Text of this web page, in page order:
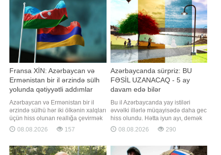
Fransa XİN: Azərbaycan və
Ermənistan bir il ərzində sülh
yolunda qətiyyətli addımlar
atıblar
Azərbaycan və Ermənistan bir il
ərzində sülhü hər iki ölkənin xalqları
üçün hiss olunan reallığa çevirmək
məqsədilə mühüm və qətiyyətli
addımlar atıblar. "Report" xəbər verir
Nazirliyinin (XİN) mətbuat katibi
08.08.2026 157
Azərbaycanda sürpriz: BU
FƏSİL UZANACAQ - 5 ay
davam edə bilər
Bu il Azərbaycanda yay istiləri
əvvəlki illərlə müqayisədə daha gec
hiss olundu. Hətta iyun ayı, demək
olar, sərin və yağışlı keçdi. Bildirilir
ki, belə olduğu halda yay mövsümü
mövsümü uzanacaqmı? Yaxın
08.08.2026 290